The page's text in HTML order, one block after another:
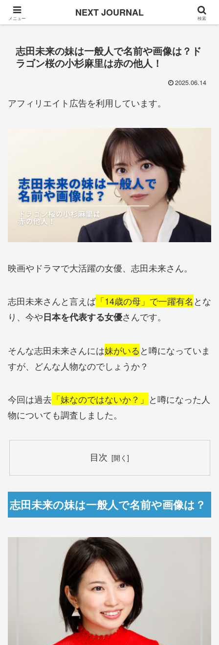
Once in a while
志田未来の妹は一般人で名前や画像は？ド
ラゴン桜の小杉麻里は赤の他人！
2025.06.14
アフィリエイト広告を利用しています。
映画やドラマで大活躍の女優、志田未来さん。
志田未来さんと言えば 「14歳の母」で一躍有名 とな
り、今や日本を代表する女優さんです。
そんな志田未来さんには妹がいると噂になっていま
すが、どんな人物なのでしょうか？
今回は過去 「妹なのではないか？」 と噂になった人
物についても調査しました。
目次
志田未来の妹は一般人で名前や画像は？
メニュー NEXT JOURNAL 検索